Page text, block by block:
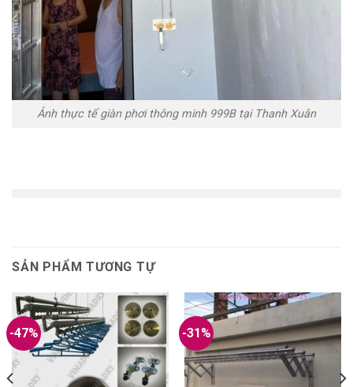
Ảnh thực tế giàn phơi thông minh 999B tại Thanh Xuân
SẢN PHẨM TƯƠNG TỰ
-47% -31%